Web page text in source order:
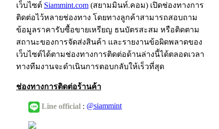
เว็บไซต์ Siammint.com (สยามมินท์.คอม) เปิดช่องทางการ
ติดต่อไว้หลายช่องทาง โดยทางลูกค้าสามารถสอบถาม
ข้อมูลราคารับซื้อขายเหรียญ ธนบัตรสะสม หรือติดตาม
สถานะของการจัดส่งสินค้า และรายงานข้อผิดพลาดของ
เว็บไซต์ได้ตามช่องทางการติดต่อด้านล่างนี้ได้ตลอดเวลา
ทางทีมงานจะดำเนินการตอบกลับให้เร็วที่สุด
ช่องทางการติดต่อร้านค้า
Line official : @siammint